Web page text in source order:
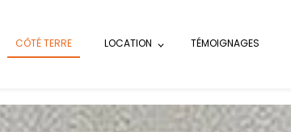
CÔTÉ TERRE LOCATION TÉMOIGNAGES